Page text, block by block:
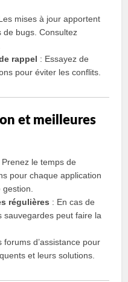
mises à jour apportent
de bugs. Consultez
rappel : Essayez de
pour éviter les conflits.
et meilleures
Prenez le temps de
pour chaque application
régulières : En cas de
sauvegardes peut faire la
forums d’assistance pour
et leurs solutions.